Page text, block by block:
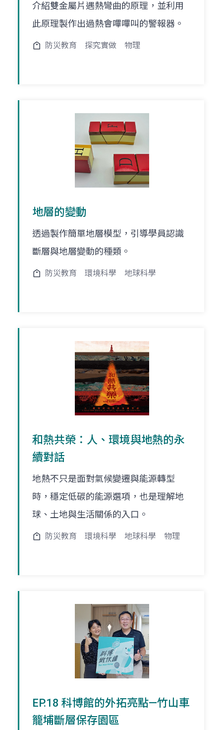
介紹雙金屬片遇熱彎曲的原理，並利用
此原理製作出過熱會嗶嗶叫的警報器。
防災教育 探究實做 物理
地層的變動
透過製作簡單地層模型，引導學員認識
斷層與地層變動的種類。
防災教育 環境科學 地球科學
和熱共榮：人、環境與地熱的永
續對話
地熱不只是面對氣候變遷與能源轉型
時，穩定低碳的能源選項，也是理解地
球、土地與生活關係的入口。
防災教育 環境科學 地球科學 物理
EP.18 科博館的外拓亮點—竹山車
籠埔斷層保存園區